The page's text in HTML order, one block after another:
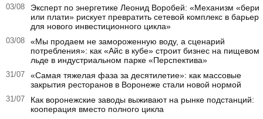
03/08
Эксперт по энергетике Леонид Воробей: «Механизм «бери
или плати» рискует превратить сетевой комплекс в барьер
для нового инвестиционного цикла»
03/08
«Мы продаем не замороженную воду, а сценарий
потребления»: как «Айс в кубе» строит бизнес на пищевом
льде в индустриальном парке «Перспектива»
31/07
«Самая тяжелая фаза за десятилетие»: как массовые
закрытия ресторанов в Воронеже стали новой нормой
31/07
Как воронежские заводы выживают на рынке подстанций:
кооперация вместо полного цикла